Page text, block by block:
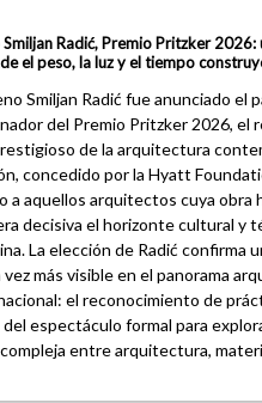
Smiljan Radić, Premio Pritzker
el peso, la luz y el tiempo
Smiljan Radić fue anunciado el
del Premio Pritzker 2026, el
de la arquitectura
concedido por la Hyatt
a aquellos arquitectos cuya obra
decisiva el horizonte cultural y
La elección de Radić confirma
vez más visible en el panorama
el reconocimiento de
espectáculo formal para
entre arquitectura,